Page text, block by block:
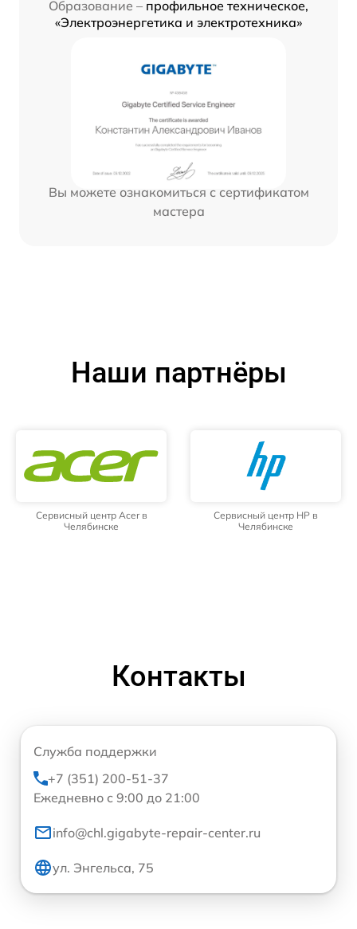
Образование – профильное техническое,
«Электроэнергетика и электротехника»
Вы можете ознакомиться с сертификатом
мастера
Наши партнёры
Сервисный центр Acer в
Челябинске
Сервисный центр HP в
Челябинске
Контакты
Служба поддержки
+7 (351) 200-51-37
Ежедневно с 9:00 до 21:00
info@chl.gigabyte-repair-center.ru
ул. Энгельса, 75